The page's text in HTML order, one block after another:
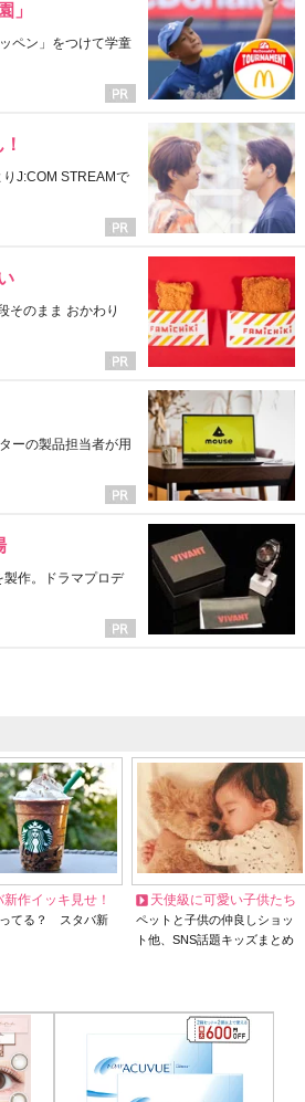
」
ペン」をつけて学童
J:COM STREAMで
そのまま おかわり
ーの製品担当者が用
作。ドラマプロデ
新作イッキ見せ！
てる？ スタバ新
天使級に可愛い子供たち
ペットと子供の仲良しショッ
ト他、SNS話題キッズまとめ